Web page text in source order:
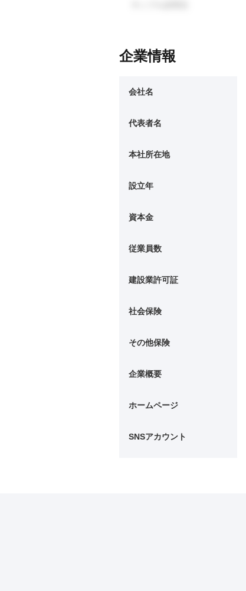
企業情報
会社名
代表者名
本社所在地
設立年
資本金
従業員数
建設業許可証
社会保険
その他保険
企業概要
ホームページ
SNSアカウント